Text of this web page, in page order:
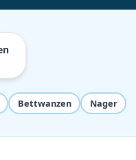
Bettwanzen Nager